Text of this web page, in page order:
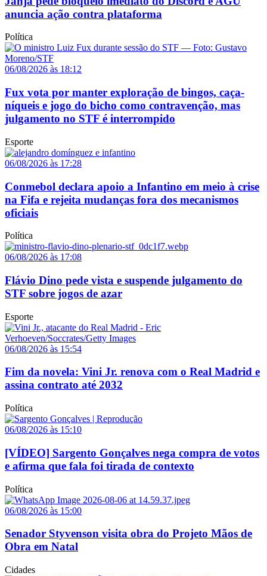
anuncia ação contra plataforma
Política
06/08/2026 às 18:12
Fux vota por manter exploração de bingos, caça-
níqueis e jogo do bicho como contravenção, mas
julgamento no STF é interrompido
Esporte
06/08/2026 às 17:28
Conmebol declara apoio a Infantino em meio à crise
na Fifa e rejeita mudanças fora dos mecanismos
oficiais
Política
06/08/2026 às 17:08
Flávio Dino pede vista e suspende julgamento do
STF sobre jogos de azar
Esporte
06/08/2026 às 15:54
Fim da novela: Vini Jr. renova com o Real Madrid e
assina contrato até 2032
Política
06/08/2026 às 15:10
[VÍDEO] Sargento Gonçalves nega compra de votos
e afirma que fala foi tirada de contexto
Política
06/08/2026 às 15:00
Senador Styvenson visita obra do Projeto Mãos de
Obra em Natal
Cidades